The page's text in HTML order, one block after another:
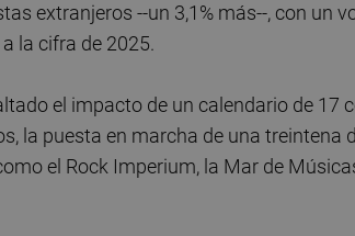
extranjeros --un 3,1% más--, con un
la cifra de 2025.
el impacto de un calendario de 17
la puesta en marcha de una treintena
el Rock Imperium, la Mar de